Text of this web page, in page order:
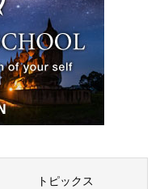
トピックス